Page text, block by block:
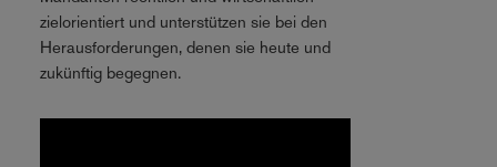
zielorientiert und unterstützen sie bei den
Herausforderungen, denen sie heute und
zukünftig begegnen.